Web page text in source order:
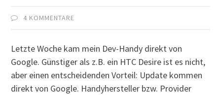
4 KOMMENTARE
Letzte Woche kam mein Dev-Handy direkt von
Google. Günstiger als z.B. ein HTC Desire ist es nicht,
aber einen entscheidenden Vorteil: Update kommen
direkt von Google. Handyhersteller bzw. Provider